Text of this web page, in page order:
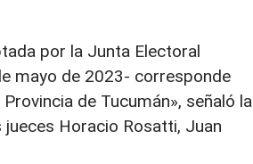
por la Junta Electoral
mayo de 2023- corresponde
de Tucumán», señaló la
Horacio Rosatti, Juan